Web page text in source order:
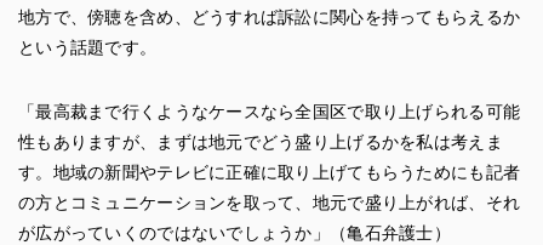
地方で、傍聴を含め、どうすれば訴訟に関心を持ってもらえるか
という話題です。
「最高裁まで行くようなケースなら全国区で取り上げられる可能
性もありますが、まずは地元でどう盛り上げるかを私は考えま
す。地域の新聞やテレビに正確に取り上げてもらうためにも記者
の方とコミュニケーションを取って、地元で盛り上がれば、それ
が広がっていくのではないでしょうか」（亀石弁護士）